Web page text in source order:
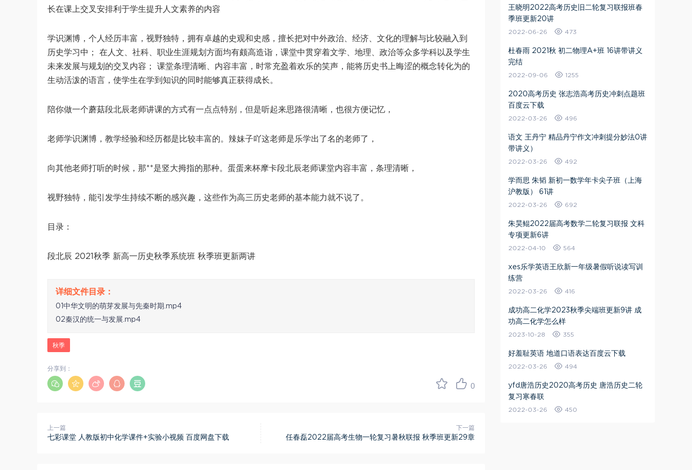
长在课上交叉安排利于学生提升人文素养的内容
学识渊博，个人经历丰富，视野独特，拥有卓越的史观和史感，擅长把对中外政治、经济、文化的理解与比较融入到
历史学习中； 在人文、社科、职业生涯规划方面均有颇高造诣，课堂中贯穿着文学、地理、政治等众多学科以及学生
未来发展与规划的交叉内容； 课堂条理清晰、内容丰富，时常充盈着欢乐的笑声，能将历史书上晦涩的概念转化为的
生动活泼的语言，使学生在学到知识的同时能够真正获得成长。
陪你做一个蘑菇段北辰老师讲课的方式有一点点特别，但是听起来思路很清晰，也很方便记忆，
老师学识渊博，教学经验和经历都是比较丰富的。辣妹子吖这老师是乐学出了名的老师了，
向其他老师打听的时候，那**是竖大拇指的那种。蛋蛋来杯摩卡段北辰老师课堂内容丰富，条理清晰，
视野独特，能引发学生持续不断的感兴趣，这些作为高三历史老师的基本能力就不说了。
目录：
段北辰 2021秋季 新高一历史秋季系统班 秋季班更新两讲
01中华文明的萌芽发展与先秦时期.mp4
02秦汉的统一与发展.mp4
秋季
0
分享到：
上一篇
七彩课堂 人教版初中化学课件+实验小视频 百度网盘下载
下一篇
任春磊2022届高考生物一轮复习暑秋联报 秋季班更新29章
王晓明2022高考历史旧二轮复习联报班春
季班更新20讲
2022-06-26 473
杜春雨 2021秋 初二物理A+班 16讲带讲义
完结
2022-09-06 1255
2020高考历史 张志浩高考历史冲刺点题班
百度云下载
2022-03-26 496
语文 王丹宁 精品丹宁作文冲刺提分妙法0讲
带讲义）
2022-03-26 492
学而思 朱韬 新初一数学年卡尖子班（上海
沪教版） 61讲
2022-03-26 692
朱昊鲲2022届高考数学二轮复习联报 文科
专项更新6讲
2022-04-10 564
xes乐学英语王欣新一年级暑假听说读写训
练营
2022-03-26 416
成功高二化学2023秋季尖端班更新9讲 成
功高二化学怎么样
2023-10-28 355
好羞耻英语 地道口语表达百度云下载
2022-03-26 494
yfd唐浩历史2020高考历史 唐浩历史二轮
复习寒春联
2022-03-26 450